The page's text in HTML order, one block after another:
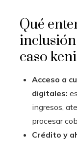
Qué
caso
Acceso a
digitales:
ingresos,
procesar
Crédito y